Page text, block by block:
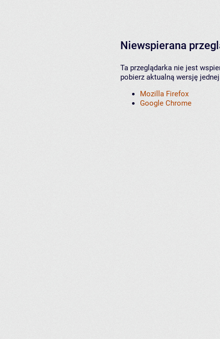
Niewspierana
Ta przeglądarka nie jest
pobierz aktualną wersję
Mozilla Firefox
Google Chrome